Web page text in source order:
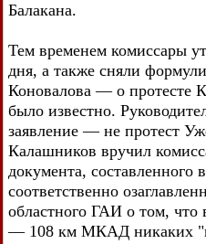
Балакана.
Тем временем комиссары
дня, а также сняли
Коновалова — о протесте
было известно.
заявление — не протест
Калашников вручил
документа, составленного
соответственно
областного ГАИ о том, что
— 108 км МКАД никаких